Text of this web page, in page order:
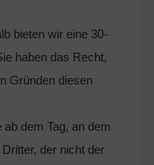
bieten wir eine 30-
haben das Recht,
Gründen diesen
dem Tag, an dem
der nicht der